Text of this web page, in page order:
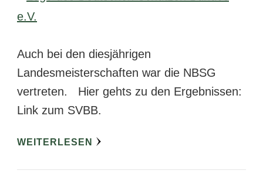
Auch bei den diesjährigen
Landesmeisterschaften war die NBSG
vertreten. Hier gehts zu den Ergebnissen:
Link zum SVBB.
WEITERLESEN